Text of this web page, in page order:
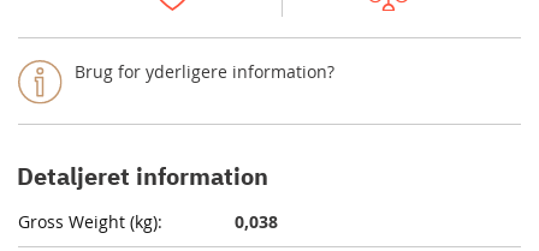
Brug for yderligere information?
Detaljeret information
0,038